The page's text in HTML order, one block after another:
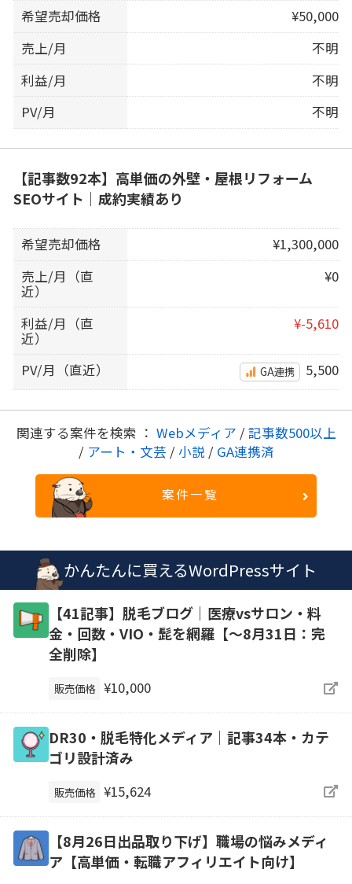
希望売却価格
¥50,000
売上/月
不明
利益/月
不明
PV/月
不明
【記事数92本】高単価の外壁・屋根リフォーム
SEOサイト｜成約実績あり
希望売却価格
¥1,300,000
売上/月（直
近）
¥0
利益/月（直
近）
¥-5,610
PV/月（直近） GA連携 5,500
関連する案件を検索 ： Webメディア / 記事数500以上
/ アート・文芸 / 小説 / GA連携済
案件一覧
かんたんに買えるWordPressサイト
【41記事】脱毛ブログ｜医療vsサロン・料
金・回数・VIO・髭を網羅【～8月31日：完
全削除】
販売価格 ¥10,000
DR30・脱毛特化メディア｜記事34本・カテ
ゴリ設計済み
販売価格 ¥15,624
【8月26日出品取り下げ】職場の悩みメディ
ア【高単価・転職アフィリエイト向け】